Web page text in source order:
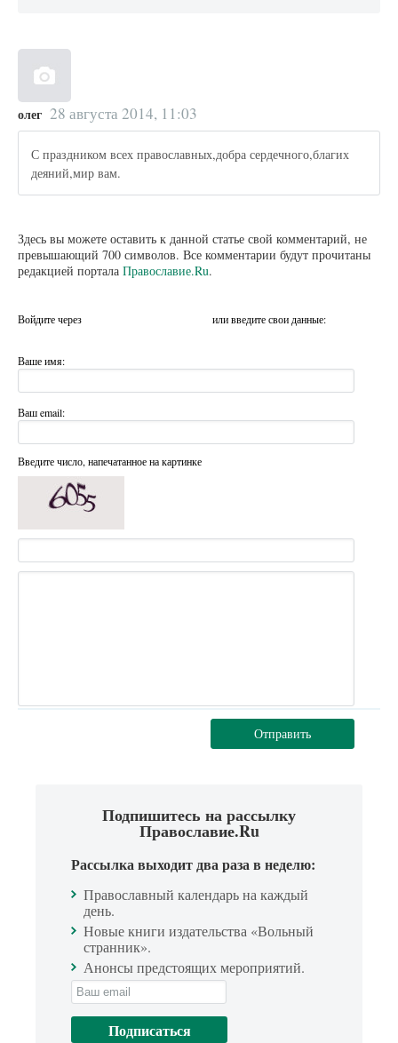
олег 28 августа 2014, 11:03
С праздником всех православных,добра сердечного,благих
деяний,мир вам.
Здесь вы можете оставить к данной статье свой комментарий, не
превышающий 700 символов. Все комментарии будут прочитаны
редакцией портала Православие.Ru.
Войдите через или введите свои данные:
Ваше имя:
Ваш email:
Введите число, напечатанное на картинке
Отправить
Подпишитесь на рассылку
Православие.Ru
Рассылка выходит два раза в неделю:
Православный календарь на каждый
день.
Новые книги издательства «Вольный
странник».
Анонсы предстоящих мероприятий.